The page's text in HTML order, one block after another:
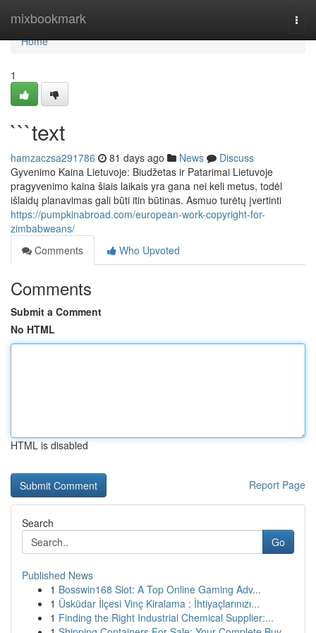
mixbookmark
Home
Home
1
```text
hamzaczsa291786 81 days ago News
Discuss
Gyvenimo Kaina Lietuvoje: Biudžetas ir Patarimai Lietuvoje
pragyvenimo kaina šiais laikais yra gana nei keli metus, todėl
išlaidų planavimas gali būti itin būtinas. Asmuo turėtų įvertinti
https://pumpkinabroad.com/european-work-copyright-for-
zimbabweans/
Comments
Who Upvoted
Comments
Submit a Comment
No HTML
HTML is disabled
Report Page
Search
Go
Published News
1 Bosswin168 Slot: A Top Online Gaming Adv...
1 Üsküdar İlçesi Vinç Kiralama : İhtiyaçlarınızı...
1 Finding the Right Industrial Chemical Supplier:...